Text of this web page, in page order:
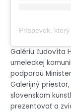
Galériu Ľudovíta
umeleckej
podporou
Galerijný
slovenskom
prezentovať a